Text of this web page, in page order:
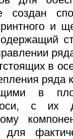
и
в
ряда
в
оси, с их
для